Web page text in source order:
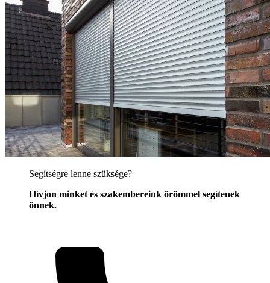
Segítségre lenne szüksége?
Hívjon minket és szakembereink örömmel segítenek
önnek.